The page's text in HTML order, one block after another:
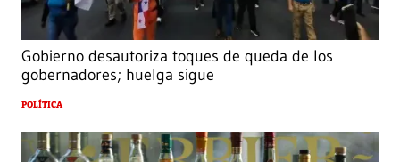
Gobierno desautoriza toques de queda de los
gobernadores; huelga sigue
POLÍTICA